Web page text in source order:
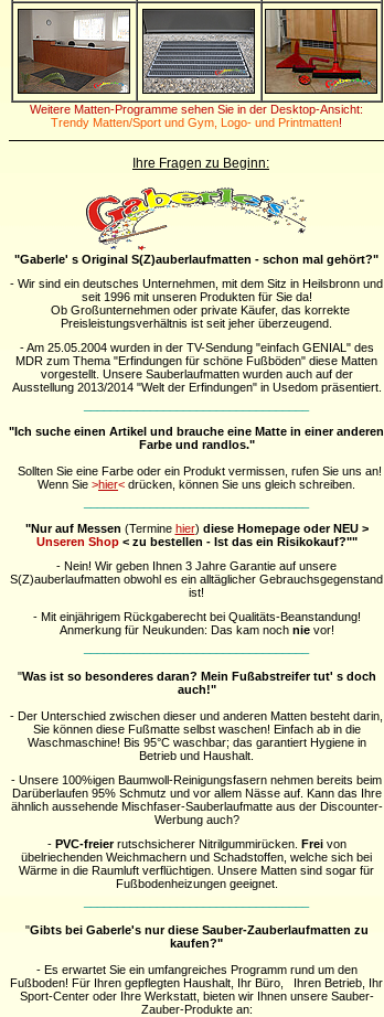
Weitere Matten-Programme sehen Sie in der Desktop-Ansicht:
Trendy Matten/Sport und Gym, Logo- und Printmatten!
Ihre Fragen zu Beginn:
"Gaberle' s Original S(Z)auberlaufmatten - schon mal gehört?"
- Wir sind ein deutsches Unternehmen, mit dem Sitz in Heilsbronn und
seit 1996 mit unseren Produkten für Sie da!
Ob Großunternehmen oder private Käufer, das korrekte
Preisleistungsverhältnis ist seit jeher überzeugend.
- Am 25.05.2004 wurden in der TV-Sendung "einfach GENIAL" des
MDR zum Thema "Erfindungen für schöne Fußböden" diese Matten
vorgestellt. Unsere Sauberlaufmatten wurden auch auf der
Ausstellung 2013/2014 "Welt der Erfindungen" in Usedom präsentiert.
"Ich suche einen Artikel und brauche eine Matte in einer anderen
Farbe und randlos."
Sollten Sie eine Farbe oder ein Produkt vermissen, rufen Sie uns an!
Wenn Sie >hier< drücken, können Sie uns gleich schreiben.
"Nur auf Messen (Termine hier) diese Homepage oder NEU >
Unseren Shop< zu bestellen - Ist das ein Risikokauf?""
- Nein! Wir geben Ihnen 3 Jahre Garantie auf unsere
S(Z)auberlaufmatten obwohl es ein alltäglicher Gebrauchsgegenstand
ist!
- Mit einjährigem Rückgaberecht bei Qualitäts-Beanstandung!
Anmerkung für Neukunden: Das kam noch nievor!
"Was ist so besonderes daran? Mein Fußabstreifer tut' s doch
auch!"
- Der Unterschied zwischen dieser und anderen Matten besteht darin,
Sie können diese Fußmatte selbst waschen! Einfach ab in die
Waschmaschine! Bis 95°C waschbar; das garantiert Hygiene in
Betrieb und Haushalt.
- Unsere 100%igen Baumwoll-Reinigungsfasern nehmen bereits beim
Darüberlaufen 95% Schmutz und vor allem Nässe auf. Kann das Ihre
ähnlich aussehende Mischfaser-Sauberlaufmatte aus der Discounter-
Werbung auch?
- PVC-freierrutschsicherer Nitrilgummirücken. Freivon
übelriechenden Weichmachern und Schadstoffen, welche sich bei
Wärme in die Raumluft verflüchtigen. Unsere Matten sind sogar für
Fußbodenheizungen geeignet.
"Gibts bei Gaberle's nur diese Sauber-Zauberlaufmatten zu
kaufen?"
- Es erwartet Sie ein umfangreiches Programm rund um den
Fußboden! Für Ihren gepflegten Haushalt, Ihr Büro, Ihren Betrieb, Ihr
Sport-Center oder Ihre Werkstatt, bieten wir Ihnen unsere Sauber-
Zauber-Produkte an: